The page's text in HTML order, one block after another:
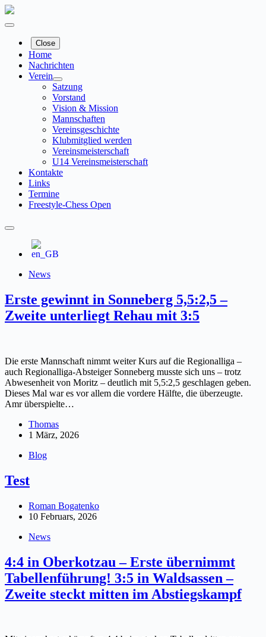
Zum
Close
Home
Nachrichten
Verein
Satzung
Vorstand
Vision & Mission
Mannschaften
Vereinsgeschichte
Klubmitglied werden
Vereinsmeisterschaft
U14 Vereinsmeisterschaft
Kontakte
Links
Termine
Freestyle-Chess Open
News
Erste gewinnt in Sonneberg 5,5:2,5 –
Zweite unterliegt Rehau mit 3:5
Die erste Mannschaft nimmt weiter Kurs auf die Regionalliga –
auch Regionalliga-Absteiger Sonneberg musste sich uns – trotz
Abwesenheit von Moritz – deutlich mit 5,5:2,5 geschlagen geben.
Dieses Mal war es vor allem die vordere Hälfte, die überzeugte.
Amr überspielte…
Thomas
1 März, 2026
Blog
Test
Roman Bogatenko
10 Februars, 2026
News
4:4 in Oberkotzau – Erste übernimmt
Tabellenführung! 3:5 in Waldsassen –
Zweite steckt mitten im Abstiegskampf